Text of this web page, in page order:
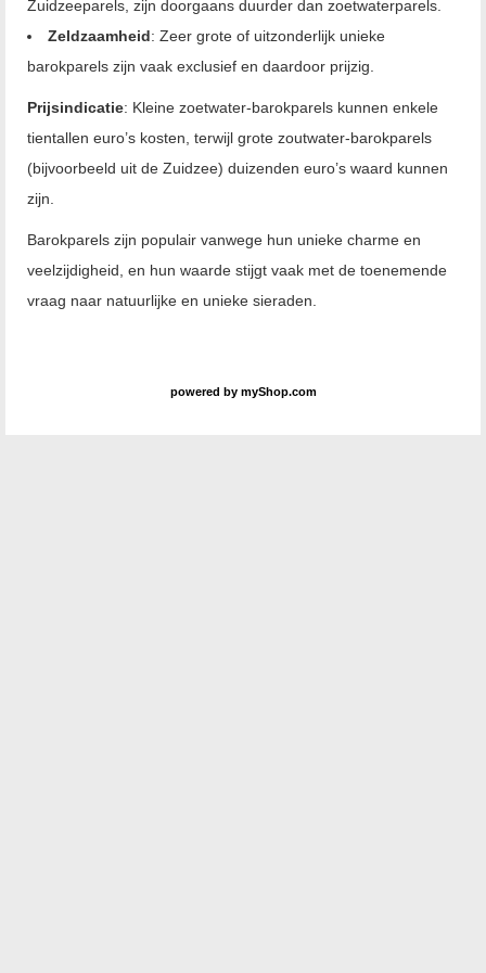
Zuidzeeparels, zijn doorgaans duurder dan zoetwaterparels.
Zeldzaamheid: Zeer grote of uitzonderlijk unieke
barokparels zijn vaak exclusief en daardoor prijzig.
Prijsindicatie: Kleine zoetwater-barokparels kunnen enkele
tientallen euro’s kosten, terwijl grote zoutwater-barokparels
(bijvoorbeeld uit de Zuidzee) duizenden euro’s waard kunnen
zijn.
Barokparels zijn populair vanwege hun unieke charme en
veelzijdigheid, en hun waarde stijgt vaak met de toenemende
vraag naar natuurlijke en unieke sieraden.
powered by myShop.com